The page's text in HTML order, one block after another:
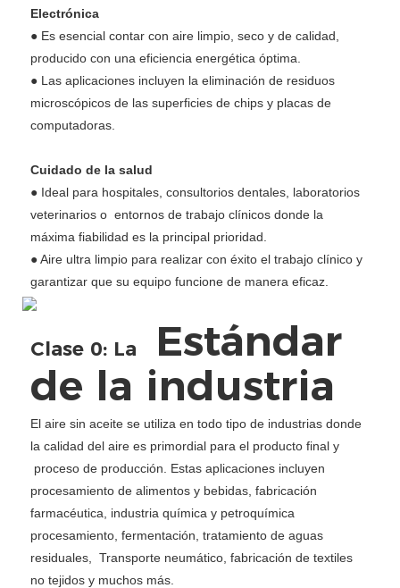
Electrónica
● Es esencial contar con aire limpio, seco y de calidad,
producido con una eficiencia energética óptima.
● Las aplicaciones incluyen la eliminación de residuos
microscópicos de las superficies de chips y placas de
computadoras.
Cuidado de la salud
● Ideal para hospitales, consultorios dentales, laboratorios
veterinarios o entornos de trabajo clínicos donde la
máxima fiabilidad es la principal prioridad.
● Aire ultra limpio para realizar con éxito el trabajo clínico y
garantizar que su equipo funcione de manera eficaz.
Clase 0: La
Estándar
de la industria
El aire sin aceite se utiliza en todo tipo de industrias donde
la calidad del aire es primordial para el producto final y
proceso de producción. Estas aplicaciones incluyen
procesamiento de alimentos y bebidas, fabricación
farmacéutica, industria química y petroquímica
procesamiento, fermentación, tratamiento de aguas
residuales,
Transporte neumático, fabricación de textiles
no tejidos y muchos más.